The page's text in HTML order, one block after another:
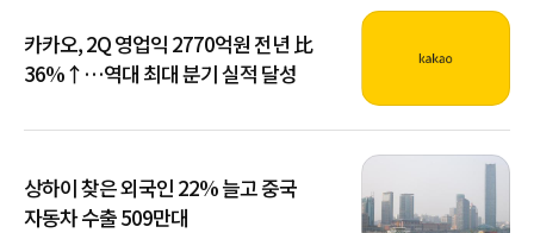
카카오, 2Q 영업익 2770억원 전년 比
36%↑…역대 최대 분기 실적 달성
상하이 찾은 외국인 22% 늘고 중국
자동차 수출 509만대